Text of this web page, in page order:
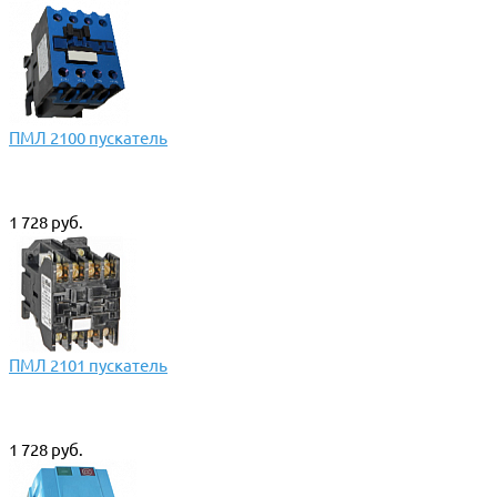
ПМЛ 2100 пускатель
1 728 руб.
ПМЛ 2101 пускатель
1 728 руб.